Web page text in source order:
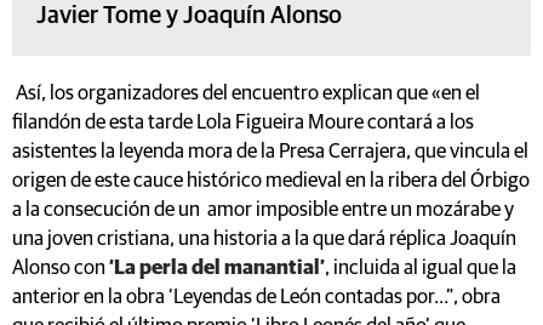
Javier Tome y Joaquín Alonso
Así, los organizadores del encuentro explican que «en el
filandón de esta tarde Lola Figueira Moure contará a los
asistentes la leyenda mora de la Presa Cerrajera, que vincula el
origen de este cauce histórico medieval en la ribera del Órbigo
a la consecución de un amor imposible entre un mozárabe y
una joven cristiana, una historia a la que dará réplica Joaquín
Alonso con ‘La perla del manantial’, incluida al igual que la
anterior en la obra ‘Leyendas de León contadas por…”, obra